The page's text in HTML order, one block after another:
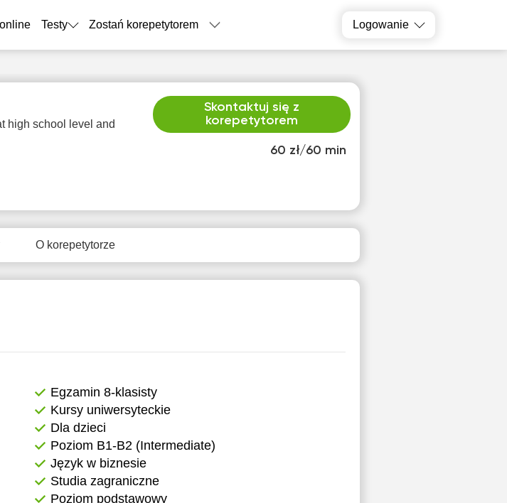
Testy Zostań korepetytorem Logowanie
60 zł/60 min
Skontaktuj się z
korepetytorem
high school level and
O korepetytorze
Egzamin 8-klasisty
Kursy uniwersyteckie
Dla dzieci
Poziom B1-B2 (Intermediate)
Język w biznesie
Studia zagraniczne
Poziom podstawowy
11
12
13
14
Brak
dostępnych
Brak
dostępnych
dostępnych
dostępnych